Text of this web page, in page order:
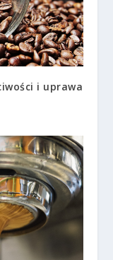
i uprawa